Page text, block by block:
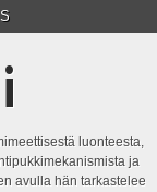
luonteesta,
ja
avulla hän tarkastelee